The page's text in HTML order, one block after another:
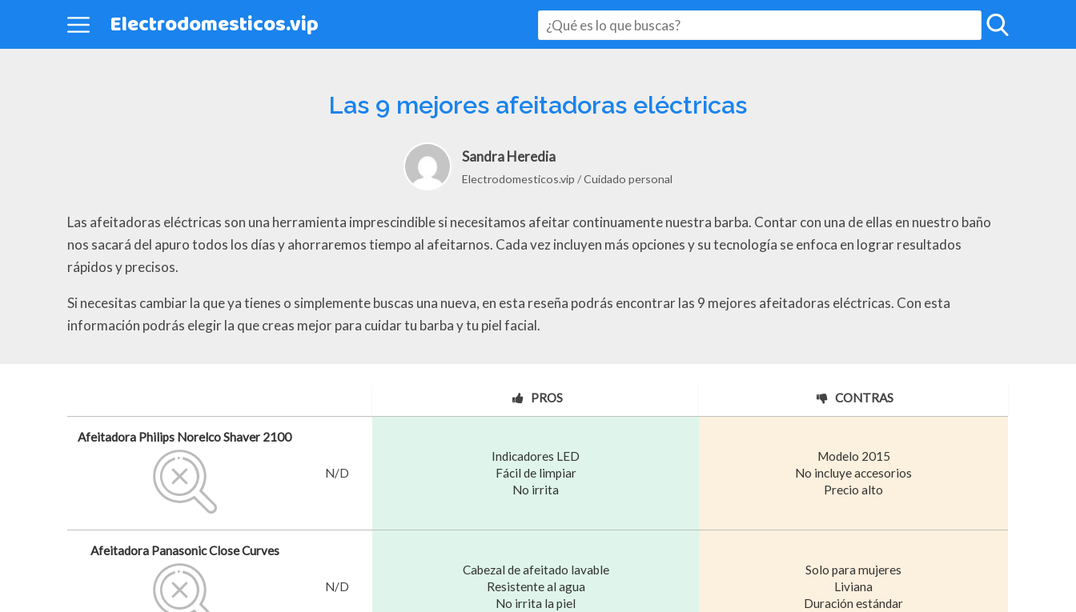
Electrodomesticos.vip
Las 9 mejores afeitadoras eléctricas
Sandra Heredia
Electrodomesticos.vip Cuidado personal
Las afeitadoras eléctricas son una herramienta imprescindible si necesitamos afeitar continuamente nuestra barba. Contar con una de ellas en nuestro baño
nos sacará del apuro todos los días y ahorraremos tiempo al afeitarnos. Cada vez incluyen más opciones y su tecnología se enfoca en lograr resultados
rápidos y precisos.
Si necesitas cambiar la que ya tienes o simplemente buscas una nueva, en esta reseña podrás encontrar las 9 mejores afeitadoras eléctricas. Con esta
información podrás elegir la que creas mejor para cuidar tu barba y tu piel facial.
PROS CONTRAS
Afeitadora Philips Norelco Shaver 2100
N/D
Indicadores LED
Fácil de limpiar
No irrita
Modelo 2015
No incluye accesorios
Precio alto
Afeitadora Panasonic Close Curves
N/D
Cabezal de afeitado lavable
Resistente al agua
No irrita la piel
Solo para mujeres
Liviana
Duración estándar